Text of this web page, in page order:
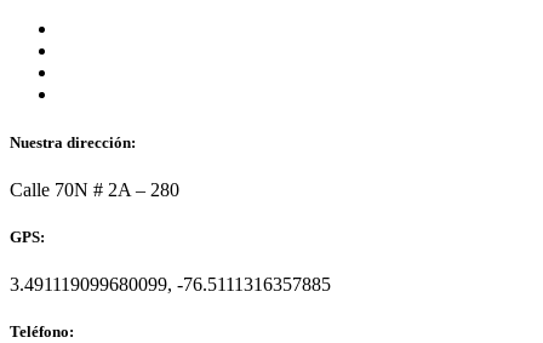
Nuestra dirección:
Calle 70N # 2A – 280
GPS:
3.491119099680099, -76.5111316357885
Teléfono: